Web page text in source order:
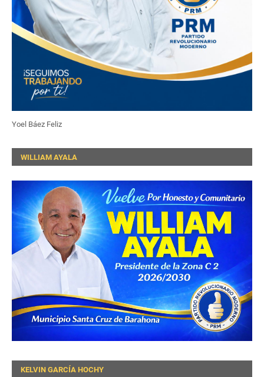
Yoel Báez Feliz
WILLIAM AYALA
KELVIN GARCÍA HOCHY